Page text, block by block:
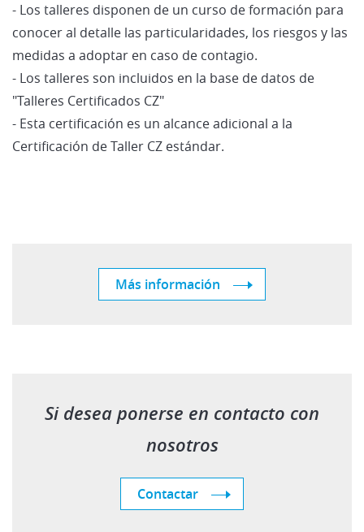
- Los talleres disponen de un curso de formación para
conocer al detalle las particularidades, los riesgos y las
medidas a adoptar en caso de contagio.
- Los talleres son incluidos en la base de datos de
"Talleres Certificados CZ"
- Esta certificación es un alcance adicional a la
Certificación de Taller CZ estándar.
Más información
Si desea ponerse en contacto con
nosotros
Contactar